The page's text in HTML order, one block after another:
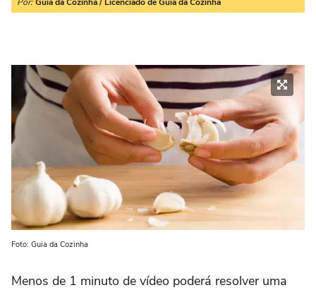
Foto: Guia da Cozinha
Menos de 1 minuto de vídeo poderá resolver uma